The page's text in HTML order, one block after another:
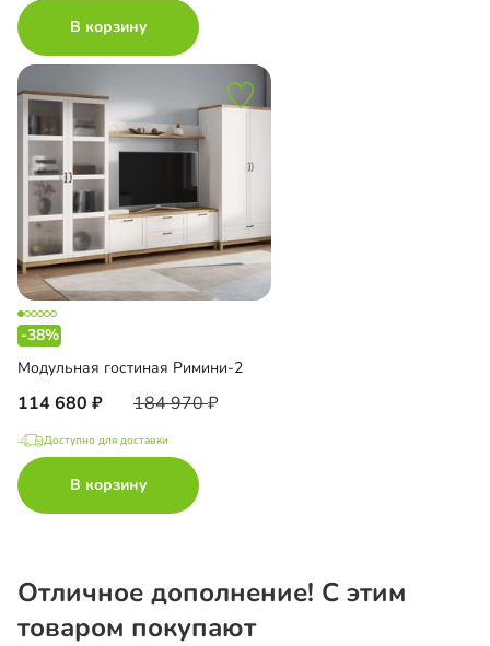
В корзину
-38%
Модульная гостиная Римини-2
114 680 184 970
Доступно для доставки
В корзину
Отличное дополнение! С этим
товаром покупают